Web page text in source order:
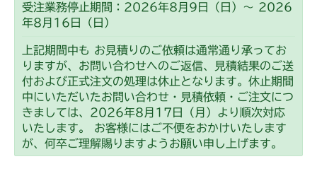
本体 FIG26 AWD切替
CHST 補修部品 FIG2 NO.3635～
本体 FIG22 デフロック
本体 FIG23 AWD切替
CHST 補修部品 NO.3635～
CMX2402HC
本体 FIG29 デフロック
本体 FIG30 4WD切替
CMX2404HC/V/S
本体 FIG23 デフロック
本体 FIG24 4WD切替
CHST 補修部品 FIG2 NO.3635～
CMX2502
本体 FIG27 デフロック
CMX2504
受注業務停止期間：2026年8月9日（日）～ 2026
年8月16日（日）
上記期間中も お見積りのご依頼は通常通り承ってお
りますが、お問い合わせへのご返信、見積結果のご送
付および正式注文の処理は休止となります。休止期間
中にいただいたお問い合わせ・見積依頼・ご注文につ
きましては、2026年8月17日（月）より順次対応
いたします。 お客様にはご不便をおかけいたします
が、何卒ご理解賜りますようお願い申し上げます。